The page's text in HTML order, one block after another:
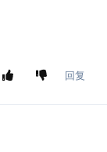
回复